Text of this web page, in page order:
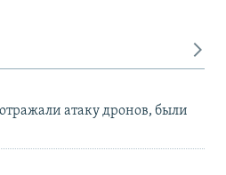
атаку дронов, были